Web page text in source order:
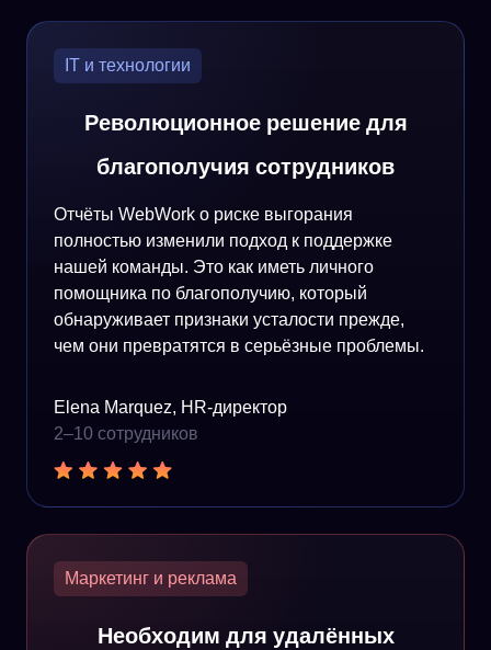
IT и технологии
Революционное решение для
благополучия сотрудников
Отчёты WebWork о риске выгорания
полностью изменили подход к поддержке
нашей команды. Это как иметь личного
помощника по благополучию, который
обнаруживает признаки усталости прежде,
чем они превратятся в серьёзные проблемы.
Elena Marquez, HR-директор
2–10 сотрудников
Маркетинг и реклама
Необходим для удалённых